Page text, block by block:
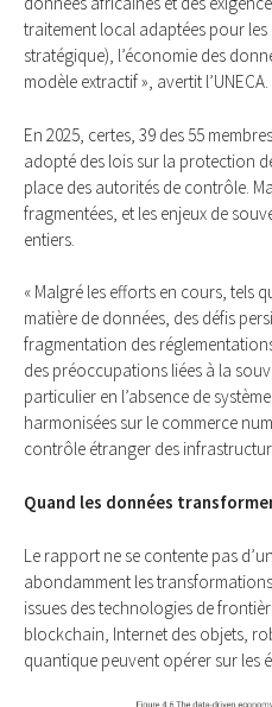
traitement local adaptées pour
stratégique), l’économie des
modèle extractif », avertit l’UNECA.
En 2025, certes, 39 des 55
adopté des lois sur la protection
place des autorités de contrôle.
fragmentées, et les enjeux de
entiers.
« Malgré les efforts en cours, tels
matière de données, des défis
fragmentation des
des préoccupations liées à la
particulier en l’absence de
harmonisées sur le commerce
contrôle étranger des
Quand les données
Le rapport ne se contente pas
abondamment les
issues des technologies de
blockchain, Internet des objets,
quantique peuvent opérer sur les